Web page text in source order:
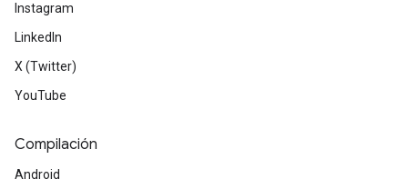
Instagram
LinkedIn
X (Twitter)
YouTube
Compilación
Android